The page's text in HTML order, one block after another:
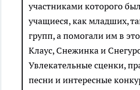
участниками которого
учащиеся, как младших,
групп, а помогали им в
Клаус, Снежинка и
Увлекательные сценки,
песни и интересные